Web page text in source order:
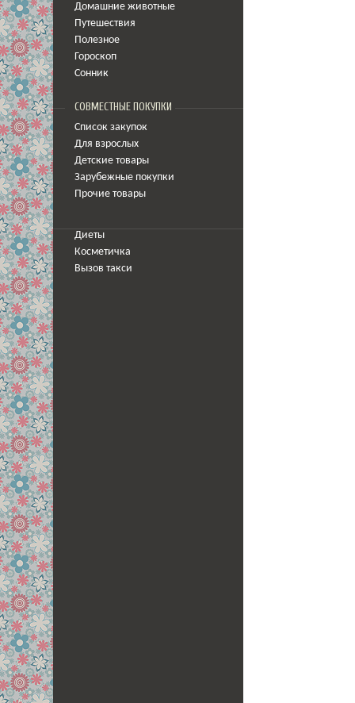
Домашние животные
Путешествия
Полезное
Гороскоп
Сонник
СОВМЕСТНЫЕ ПОКУПКИ
Список закупок
Для взрослых
Детские товары
Зарубежные покупки
Прочие товары
Диеты
Косметичка
Вызов такси